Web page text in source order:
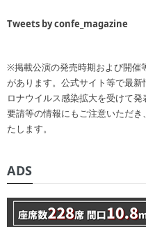
Tweets by confe_magazine
※掲載公演の発売時期および開催
があります。公式サイト等で最
ロナウイルス感染拡大を受けて
要請等の情報にもご注意いただ
たします。
ADS